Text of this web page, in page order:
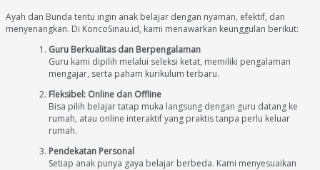
Ayah dan Bunda tentu ingin anak belajar dengan nyaman, efektif, dan
menyenangkan. Di KoncoSinau.id, kami menawarkan keunggulan berikut:
Guru Berkualitas dan Berpengalaman
Guru kami dipilih melalui seleksi ketat, memiliki pengalaman
mengajar, serta paham kurikulum terbaru.
Fleksibel: Online dan Offline
Bisa pilih belajar tatap muka langsung dengan guru datang ke
rumah, atau online interaktif yang praktis tanpa perlu keluar
rumah.
Pendekatan Personal
Setiap anak punya gaya belajar berbeda. Kami menyesuaikan